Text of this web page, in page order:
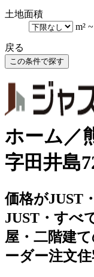
土地面積
m² ~
戻る
ホーム／
字田井島
価格がJUST
JUST・すべ
屋・二階建
ーダー注文